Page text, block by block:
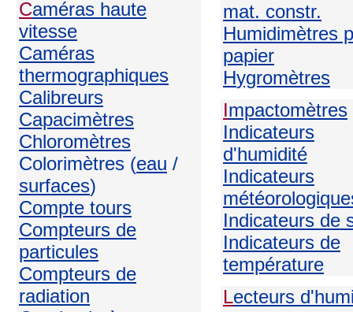
Caméras haute
vitesse
Caméras
thermographiques
Calibreurs
Capacimètres
Chloromètres
Colorimètres (eau /
surfaces)
Compte tours
Compteurs de
particules
Compteurs de
radiation
mat. constr.
Humidimètres
papier
Hygromètres
Impactomètres
Indicateurs
d'humidité
Indicateurs
Indicateurs de
Indicateurs de
température
Lecteurs